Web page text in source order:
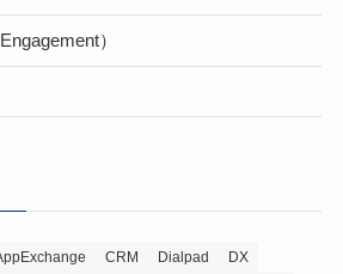
）
CRM Dialpad
DX